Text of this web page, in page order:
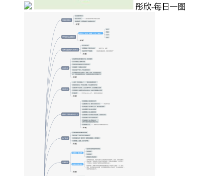
彤欣-每日一图